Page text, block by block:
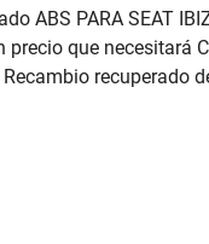
ABS PARA SEAT
precio que necesitará
Recambio recuperado